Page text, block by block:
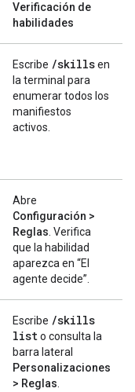
Verificación de
habilidades
Escribe /skillsen
la terminal para
enumerar todos los
manifiestos
activos.
Abre
Configuración >
Reglas . Verifica
que la habilidad
aparezca en “El
agente decide”.
Escribe /skills
listo consulta la
barra lateral
Personalizaciones
> Reglas